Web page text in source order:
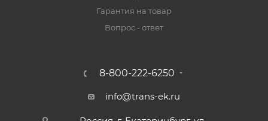
Гарантия на товар
Вопрос - ответ
8-800-222-6250
info@trans-ek.ru